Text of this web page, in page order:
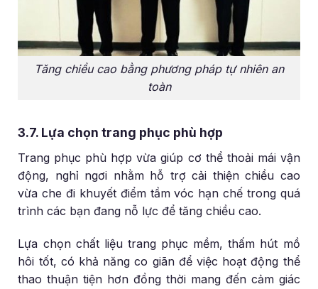
Tăng chiều cao bằng phương pháp tự nhiên an
toàn
3.7. Lựa chọn trang phục phù hợp
Trang phục phù hợp vừa giúp cơ thể thoải mái vận
động, nghỉ ngơi nhằm hỗ trợ cải thiện chiều cao
vừa che đi khuyết điểm tầm vóc hạn chế trong quá
trình các bạn đang nỗ lực để tăng chiều cao.
Lựa chọn chất liệu trang phục mềm, thấm hút mồ
hôi tốt, có khả năng co giãn để việc hoạt động thể
thao thuận tiện hơn đồng thời mang đến cảm giác